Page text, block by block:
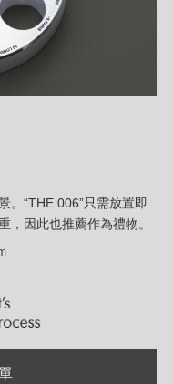
。“THE 006”只需放置即
，因此也推薦作為禮物。